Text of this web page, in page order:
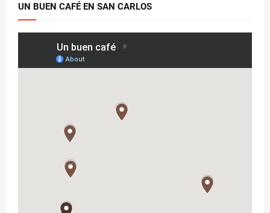
UN BUEN CAFÉ EN SAN CARLOS